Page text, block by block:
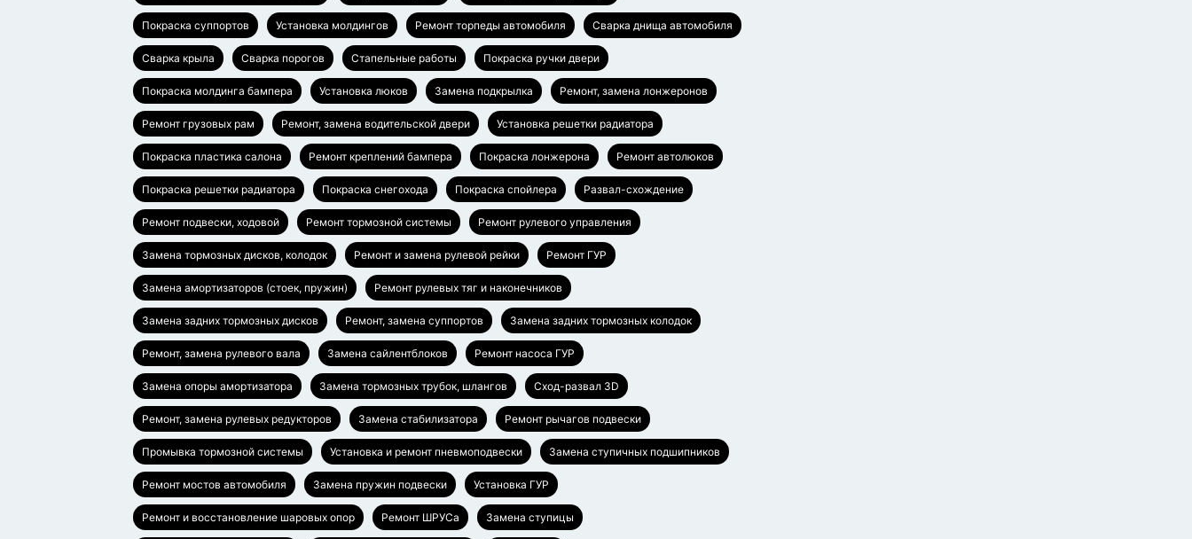
Покраска суппортов Установка молдингов Ремонт торпеды автомобиля Сварка днища автомобиля
Сварка крыла Сварка порогов Стапельные работы Покраска ручки двери
Покраска молдинга бампера Установка люков Замена подкрылка Ремонт, замена лонжеронов
Ремонт грузовых рам Ремонт, замена водительской двери Установка решетки радиатора
Покраска пластика салона Ремонт креплений бампера Покраска лонжерона Ремонт автолюков
Покраска решетки радиатора Покраска снегохода Покраска спойлера Развал-схождение
Ремонт подвески, ходовой Ремонт тормозной системы Ремонт рулевого управления
Замена тормозных дисков, колодок Ремонт и замена рулевой рейки Ремонт ГУР
Замена амортизаторов (стоек, пружин) Ремонт рулевых тяг и наконечников
Замена задних тормозных дисков Ремонт, замена суппортов Замена задних тормозных колодок
Ремонт, замена рулевого вала Замена сайлентблоков Ремонт насоса ГУР
Замена опоры амортизатора Замена тормозных трубок, шлангов Сход-развал 3D
Ремонт, замена рулевых редукторов Замена стабилизатора Ремонт рычагов подвески
Промывка тормозной системы Установка и ремонт пневмоподвески Замена ступичных подшипников
Ремонт мостов автомобиля Замена пружин подвески Установка ГУР
Ремонт и восстановление шаровых опор Ремонт ШРУСа Замена ступицы